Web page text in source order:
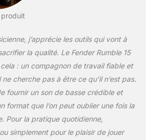
j’apprécie les outils qui vont à
la qualité. Le Fender Rumble 15
: un compagnon de travail fiable et
cherche pas à être ce qu’il n’est pas.
fournir un son de basse crédible et
format que l’on peut oublier une fois la
Pour la pratique quotidienne,
simplement pour le plaisir de jouer